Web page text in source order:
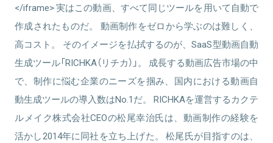
</iframe> 実はこの動画、すべて同じツールを用いて自動で
作成されたものだ。 動画制作をゼロから学ぶのは難しく、
高コスト。 そのイメージを払拭するのが、SaaS型動画自動
生成ツール「RICHKA（リチカ）」。 成長する動画広告市場の中
で、制作に悩む企業のニーズを掴み、国内における動画自
動生成ツールの導入数はNo.1だ。 RICHKAを運営するカクテ
ルメイク株式会社CEOの松尾幸治氏は、動画制作の経験を
活かし2014年に同社を立ち上げた。 松尾氏が目指すのは、